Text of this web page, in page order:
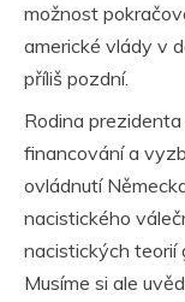
možnost
americké vlády v
příliš pozdní.
Rodina
financování a
ovládnutí
nacistického
nacistických teorií
Musíme si ale